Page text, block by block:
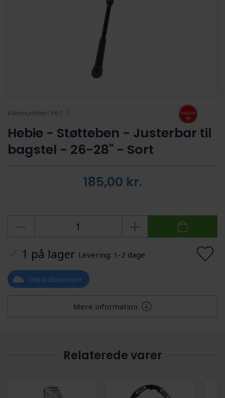
Varenummer: 661-1
Hebie - Støtteben - Justerbar til
bagstel - 26-28" - Sort
185,00 kr.
1 på lager Levering: 1-2 dage
Tilføj til Ønskeskyen
Mere information
Relaterede varer